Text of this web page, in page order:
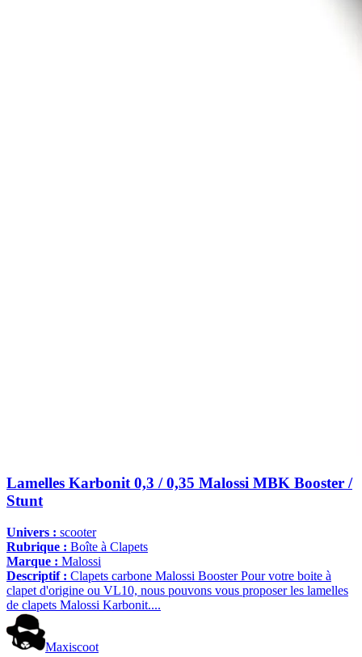
Lamelles Karbonit 0,3 / 0,35 Malossi MBK Booster /
Stunt
Univers : scooter
Rubrique : Boîte à Clapets
Marque : Malossi
Descriptif : Clapets carbone Malossi Booster Pour votre boite à
clapet d'origine ou VL10, nous pouvons vous proposer les lamelles
de clapets Malossi Karbonit....
Maxiscoot